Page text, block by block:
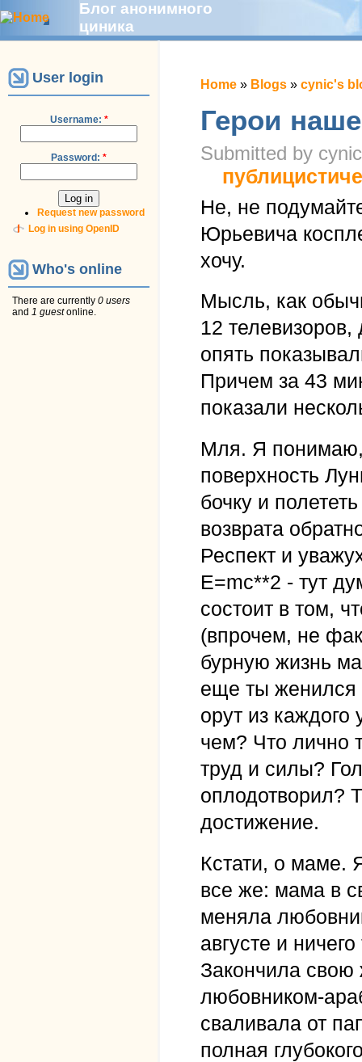
Блог анонимного
циника
User login
Username: *
Password: *
Request new password
Log in using OpenID
Who's online
There are currently 0 users
and 1 guestonline.
Home » Blogs » cynic's
Герои
Submitted by
Не, не
Юрьевича
хочу.
Мысль, как
12
опять
Причем за 43
показали
Мля. Я понимаю,
поверхность
бочку и
возврата
Респект и
E=mc**2 - тут
состоит в том,
(впрочем, не
бурную жизнь
еще ты женился
орут из каждого
чем? Что лично
труд и силы?
оплодотворил?
достижение.
Кстати, о маме.
все же: мама в
меняла
августе и
Закончила свою
любовником-
сваливала от
полная